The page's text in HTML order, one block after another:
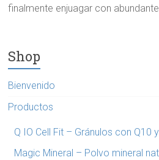
finalmente enjuagar con
Shop
Bienvenido
Productos
Q IO Cell Fit – Gránulos con Q10
Magic Mineral – Polvo mineral